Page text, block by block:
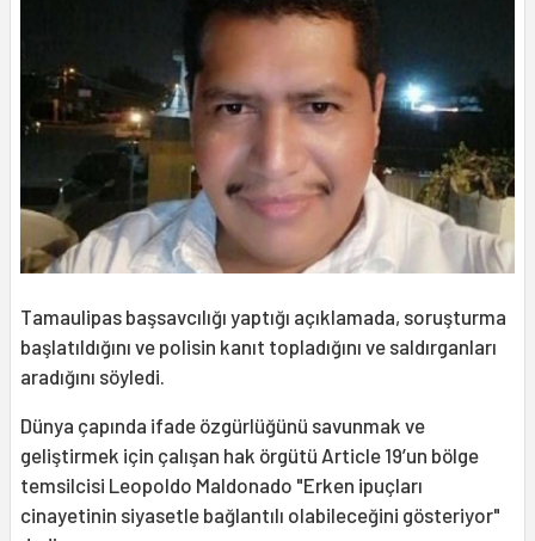
Tamaulipas başsavcılığı yaptığı açıklamada, soruşturma
başlatıldığını ve polisin kanıt topladığını ve saldırganları
aradığını söyledi.
Dünya çapında ifade özgürlüğünü savunmak ve
geliştirmek için çalışan hak örgütü Article 19’un bölge
temsilcisi Leopoldo Maldonado "Erken ipuçları
cinayetinin siyasetle bağlantılı olabileceğini gösteriyor"